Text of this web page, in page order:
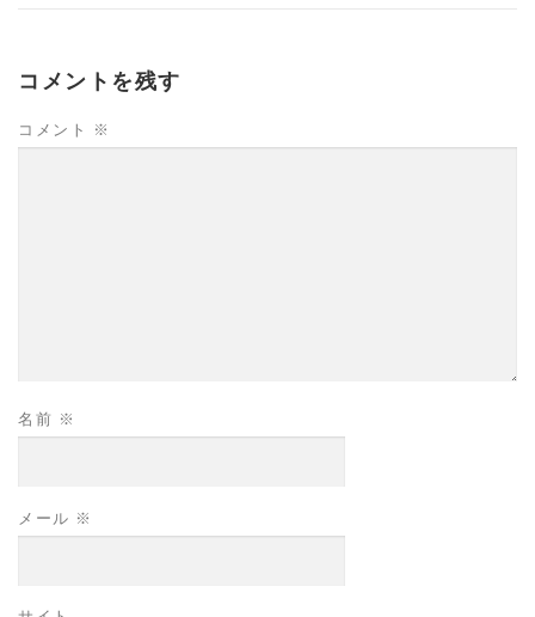
コメントを残す
コメント ※
名前 ※
メール ※